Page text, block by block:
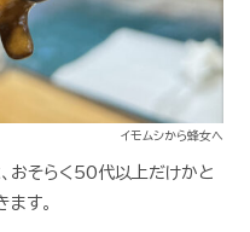
イモムシから蜂女へ
おそらく50代以上だけかと
す。